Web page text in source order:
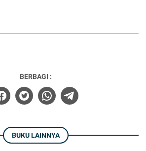
BERBAGI :
BUKU LAINNYA